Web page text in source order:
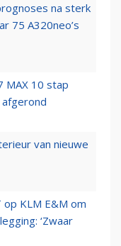
na sterk
75 A320neo’s
MAX 10 stap
van nieuwe
KLM E&M om
‘Zwaar